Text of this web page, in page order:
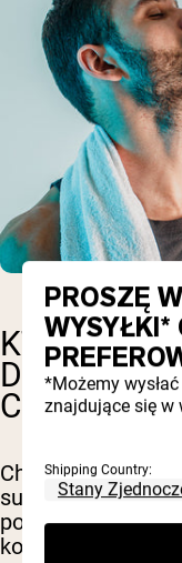
KTÓRY
DLA
CZY
Chociaż kolagen
suplementem
poprawie
korzystnie
PROSZĘ
WYSYŁKI*
*Możemy
znajdujące się w
Shipping Country: